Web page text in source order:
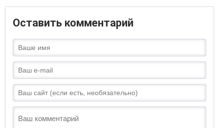
Оставить комментарий